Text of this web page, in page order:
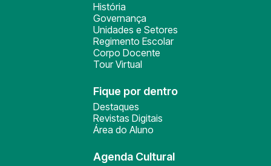
História
Governança
Unidades e Setores
Regimento Escolar
Corpo Docente
Tour Virtual
Fique por dentro
Destaques
Revistas Digitais
Área do Aluno
Agenda Cultural